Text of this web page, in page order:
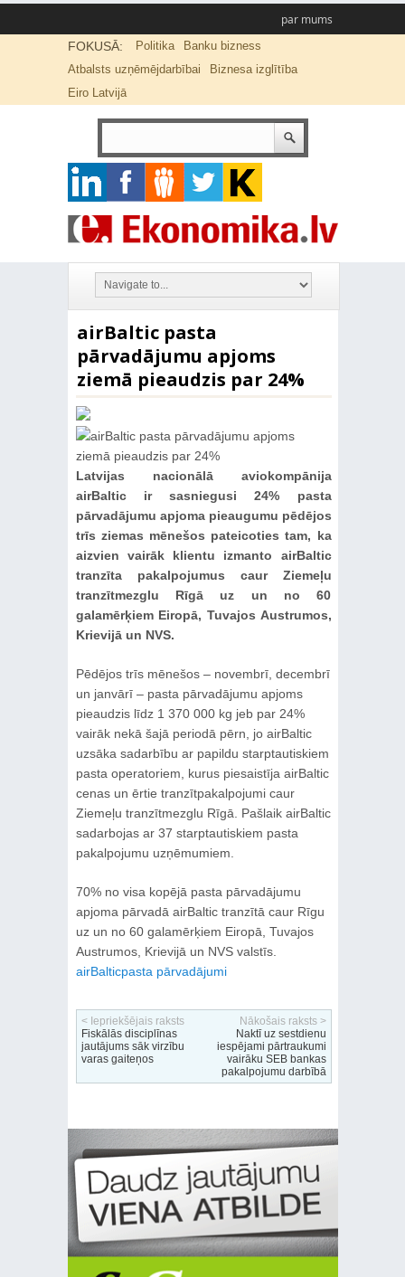
par mums
FOKUSĀ: Politika
Banku bizness
Atbalsts uzņēmējdarbībai
Biznesa izglītība
Eiro Latvijā
airBaltic pasta
pārvadājumu apjoms
ziemā pieaudzis par 24%
Latvijas nacionālā aviokompānija
airBaltic ir sasniegusi 24% pasta
pārvadājumu apjoma pieaugumu pēdējos
trīs ziemas mēnešos pateicoties tam, ka
aizvien vairāk klientu izmanto airBaltic
tranzīta pakalpojumus caur Ziemeļu
tranzītmezglu Rīgā uz un no 60
galamērķiem Eiropā, Tuvajos Austrumos,
Krievijā un NVS.
Pēdējos trīs mēnešos – novembrī, decembrī
un janvārī – pasta pārvadājumu apjoms
pieaudzis līdz 1 370 000 kg jeb par 24%
vairāk nekā šajā periodā pērn, jo airBaltic
uzsāka sadarbību ar papildu starptautiskiem
pasta operatoriem, kurus piesaistīja airBaltic
cenas un ērtie tranzītpakalpojumi caur
Ziemeļu tranzītmezglu Rīgā. Pašlaik airBaltic
sadarbojas ar 37 starptautiskiem pasta
pakalpojumu uzņēmumiem.
70% no visa kopējā pasta pārvadājumu
apjoma pārvadā airBaltic tranzītā caur Rīgu
uz un no 60 galamērķiem Eiropā, Tuvajos
Austrumos, Krievijā un NVS valstīs.
airBalticpasta pārvadājumi
< Iepriekšējais raksts
Fiskālās disciplīnas
jautājums sāk virzību
varas gaiteņos
Nākošais raksts >
Naktī uz sestdienu
iespējami pārtraukumi
vairāku SEB bankas
pakalpojumu darbībā